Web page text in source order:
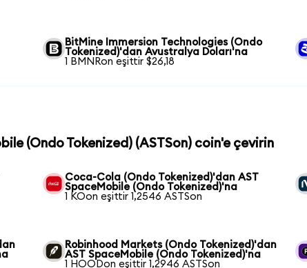
BitMine Immersion Technologies (Ondo
Tokenized)'dan Avustralya Doları'na
1 BMNRon eşittir $26,18
(Ondo Tokenized) (ASTSon) coin'e çevirin
Coca-Cola (Ondo Tokenized)'dan AST
SpaceMobile (Ondo Tokenized)'na
1 KOon eşittir 1,2546 ASTSon
Robinhood Markets (Ondo Tokenized)'dan
AST SpaceMobile (Ondo Tokenized)'na
1 HOODon eşittir 1,2946 ASTSon